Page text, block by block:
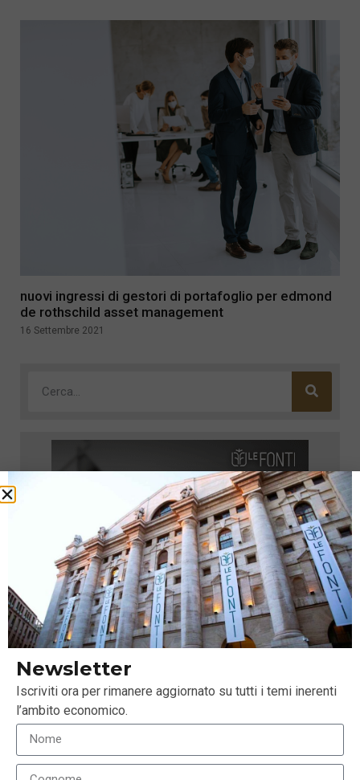
nuovi ingressi di gestori di portafoglio per edmond
de rothschild asset management
16 Settembre 2021
Newsletter
Iscriviti ora per rimanere aggiornato su tutti i temi inerenti
l’ambito economico.